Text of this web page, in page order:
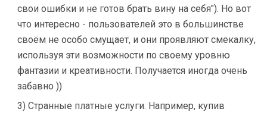
свои ошибки и не готов брать вину на себя"). Но вот
что интересно - пользователей это в большинстве
своём не особо смущает, и они проявляют смекалку,
используя эти возможности по своему уровню
фантазии и креативности. Получается иногда очень
забавно ))
3) Странные платные услуги. Например, купив